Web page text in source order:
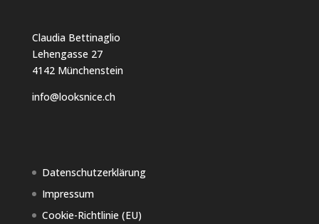
Claudia Bettinaglio
Lehengasse 27
4142 Münchenstein
info@looksnice.ch
Datenschutzerklärung
Impressum
Cookie-Richtlinie (EU)